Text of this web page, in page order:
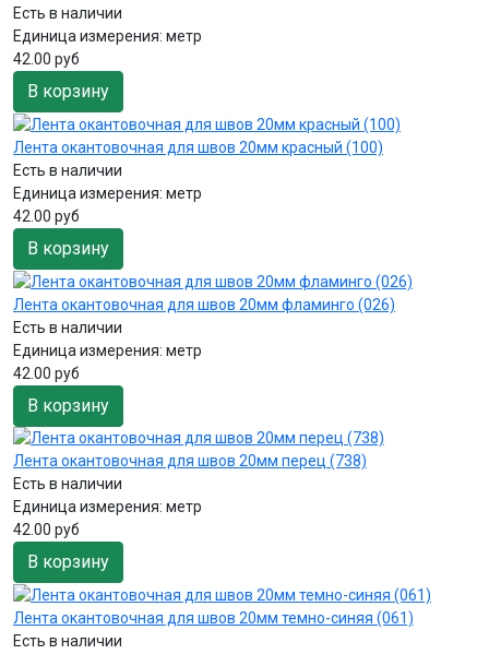
Есть в наличии
Единица измерения: метр
42.00 руб
В корзину
Лента окантовочная для швов 20мм красный (100)
Есть в наличии
Единица измерения: метр
42.00 руб
В корзину
Лента окантовочная для швов 20мм фламинго (026)
Есть в наличии
Единица измерения: метр
42.00 руб
В корзину
Лента окантовочная для швов 20мм перец (738)
Есть в наличии
Единица измерения: метр
42.00 руб
В корзину
Лента окантовочная для швов 20мм темно-синяя (061)
Есть в наличии